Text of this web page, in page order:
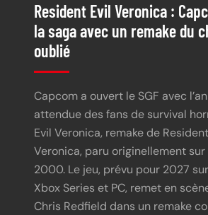
Resident Evil Veronica :
la saga avec un remake du
oublié
Capcom a ouvert le SGF avec
attendue des fans de survival
Evil Veronica, remake de
Veronica, paru originellement
2000. Le jeu, prévu pour 2027
Xbox Series et PC, remet en
Chris Redfield dans un remake